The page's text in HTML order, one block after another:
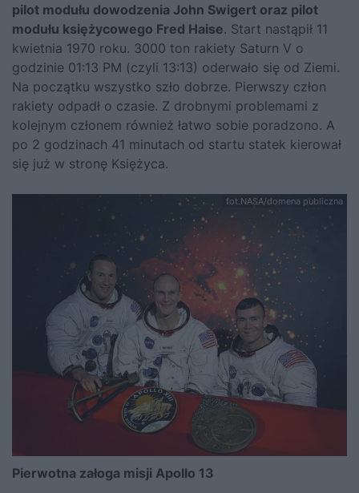
pilot modułu dowodzenia John Swigert oraz pilot
modułu księżycowego Fred Haise. Start nastąpił 11
kwietnia 1970 roku. 3000 ton rakiety Saturn V o
godzinie 01:13 PM (czyli 13:13) oderwało się od Ziemi.
Na początku wszystko szło dobrze. Pierwszy człon
rakiety odpadł o czasie. Z drobnymi problemami z
kolejnym członem również łatwo sobie poradzono. A
po 2 godzinach 41 minutach od startu statek kierował
się już w stronę Księżyca.
fot.NASA/domena publiczna
Pierwotna załoga misji Apollo 13